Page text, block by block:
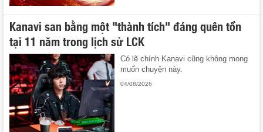
Kanavi san bằng một "thành tích" đáng quên tồn
tại 11 năm trong lịch sử LCK
Có lẽ chính Kanavi cũng không mong
muốn chuyện này.
04/08/2026